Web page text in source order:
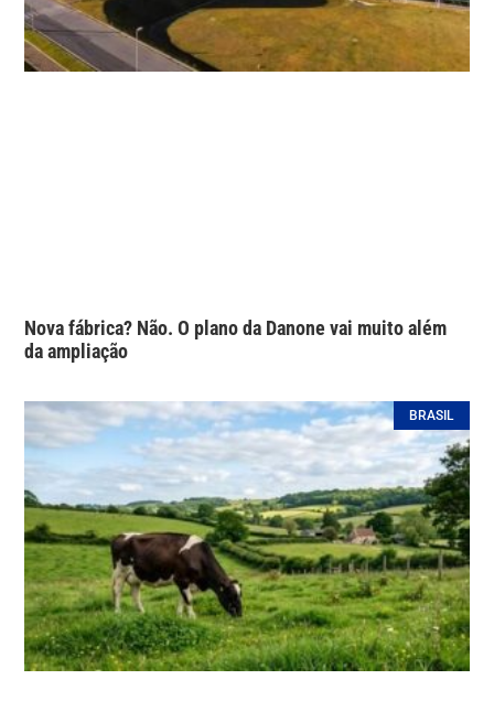
Nova fábrica? Não. O plano da Danone vai muito além
da ampliação
BRASIL